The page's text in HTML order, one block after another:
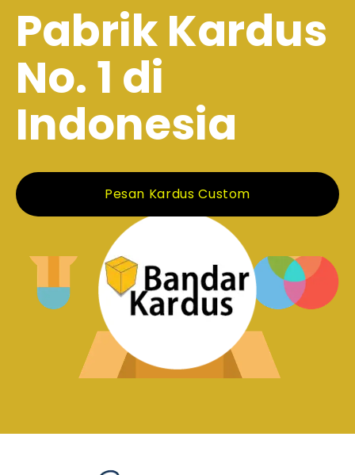
Pabrik Kardus
No. 1 di
Indonesia
Pesan Kardus Custom